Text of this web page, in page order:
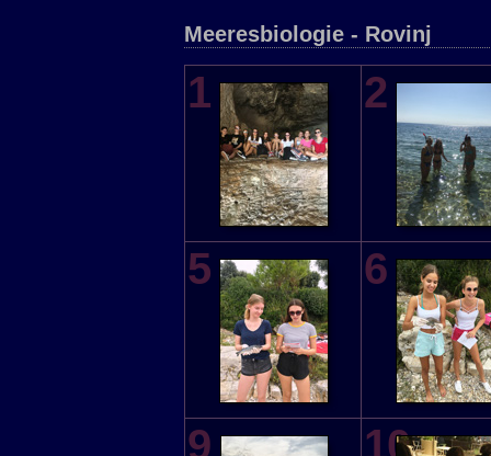
Meeresbiologie - Rovinj
1 2
5 6
9 10